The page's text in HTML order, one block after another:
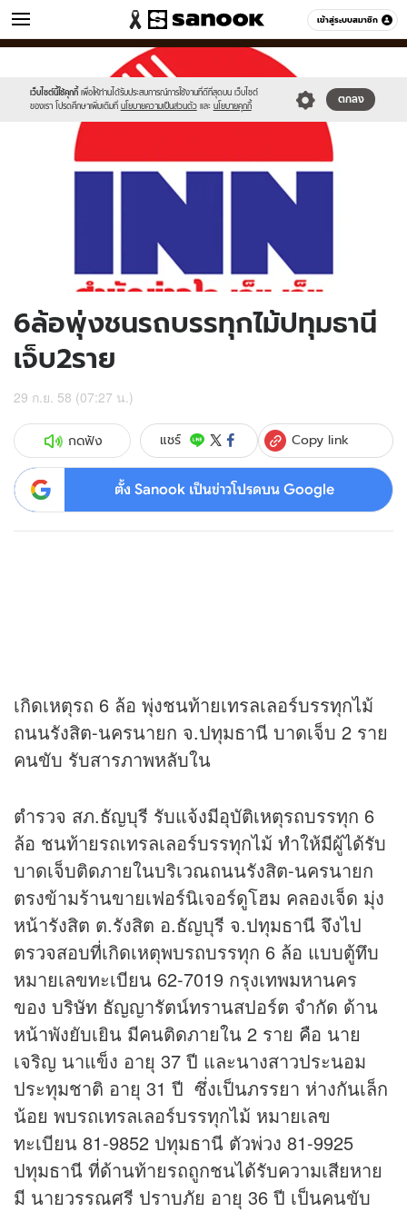
เข้าสู่ระบบสมาชิก
ข่าว หมวดอื่นๆ
เว็บไซต์นี้ใช้คุกกี้ เพื่อให้ท่านได้รับประสบการณ์การใช้งานที่ดีที่สุดบน เว็บไซต์
ของเรา โปรดศึกษาเพิ่มเติมที่ นโยบายความเป็นส่วนตัว และ นโยบายคุกกี้
ตกลง
//s.isanook.com/sr/0/images/logo-
sanook.png
//s.isanook.com/ns/0/ud/374/1873366/648921-
6ล้อพุ่งชนรถบรรทุกไม้ปทุมธานี
เจ็บ2ราย
29 ก.ย. 58 (07:27 น.)
กดฟัง แชร์ Copy link
ตั้ง Sanook เป็นข่าวโปรดบน Google
เกิดเหตุรถ 6 ล้อ พุ่งชนท้ายเทรลเลอร์บรรทุกไม้
ถนนรังสิต-นครนายก จ.ปทุมธานี บาดเจ็บ 2 ราย
คนขับ รับสารภาพหลับใน
ตำรวจ สภ.ธัญบุรี รับแจ้งมีอุบัติเหตุรถบรรทุก 6
ล้อ ชนท้ายรถเทรลเลอร์บรรทุกไม้ ทำให้มีผู้ได้รับ
บาดเจ็บติดภายในบริเวณถนนรังสิต-นครนายก
ตรงข้ามร้านขายเฟอร์นิเจอร์ดูโฮม คลองเจ็ด มุ่ง
หน้ารังสิต ต.รังสิต อ.ธัญบุรี จ.ปทุมธานี จึงไป
ตรวจสอบที่เกิดเหตุพบรถบรรทุก 6 ล้อ แบบตู้ทึบ
หมายเลขทะเบียน 62-7019 กรุงเทพมหานคร
ของ บริษัท ธัญญารัตน์ทรานสปอร์ต จำกัด ด้าน
หน้าพังยับเยิน มีคนติดภายใน 2 ราย คือ นาย
เจริญ นาแข็ง อายุ 37 ปี และนางสาวประนอม
ประทุมชาติ อายุ 31 ปี ซึ่งเป็นภรรยา ห่างกันเล็ก
น้อย พบรถเทรลเลอร์บรรทุกไม้ หมายเลข
ทะเบียน 81-9852 ปทุมธานี ตัวพ่วง 81-9925
ปทุมธานี ที่ด้านท้ายรถถูกชนได้รับความเสียหาย
มี นายวรรณศรี ปราบภัย อายุ 36 ปี เป็นคนขับ